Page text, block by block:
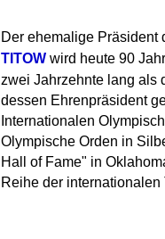
Der ehemalige Präsident
TITOW wird heute 90
zwei Jahrzehnte lang als
dessen Ehrenpräsident
Internationalen
Olympische Orden in
Hall of Fame" in
Reihe der